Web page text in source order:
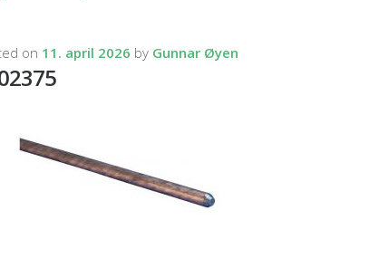
on 11. april 2026 by Gunnar Øyen